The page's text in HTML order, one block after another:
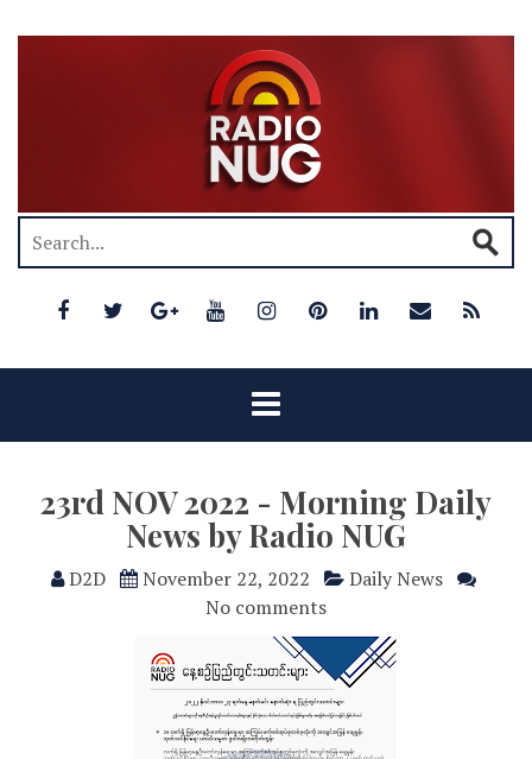
23rd NOV 2022 - Morning Daily
News by Radio NUG
D2D November 22, 2022
Daily News
No comments